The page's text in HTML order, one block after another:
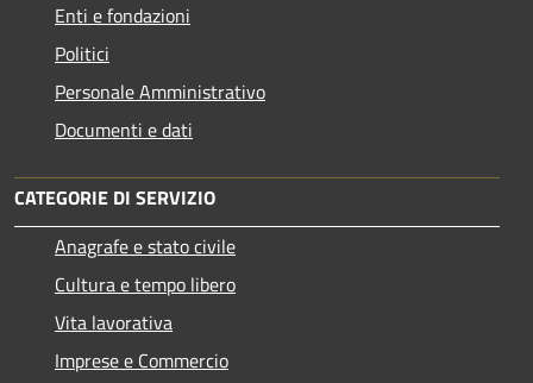
Enti e fondazioni
Politici
Personale Amministrativo
Documenti e dati
CATEGORIE DI SERVIZIO
Anagrafe e stato civile
Cultura e tempo libero
Vita lavorativa
Imprese e Commercio